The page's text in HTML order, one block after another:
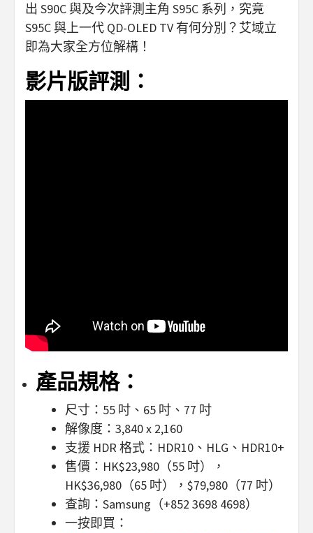
出 S90C 與及今次評測主角 S95C 系列，究竟
S95C 與上一代 QD-OLED TV 有何分別？艾域立
即為大家全方位解構！
影片版評測：
產品規格：
尺寸：55 吋、65 吋、77 吋
解像度：3,840 x 2,160
支援 HDR 格式：HDR10、HLG、HDR10+
售價：HK$23,980（55 吋），
HK$36,980（65 吋），$79,980（77 吋）
查詢：Samsung（+852 3698 4698）
一按即買：